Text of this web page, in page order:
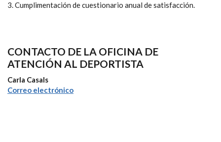
3. Cumplimentación de cuestionario anual de satisfacción.
CONTACTO DE LA OFICINA DE
ATENCIÓN AL DEPORTISTA
Carla Casals
Correo electrónico